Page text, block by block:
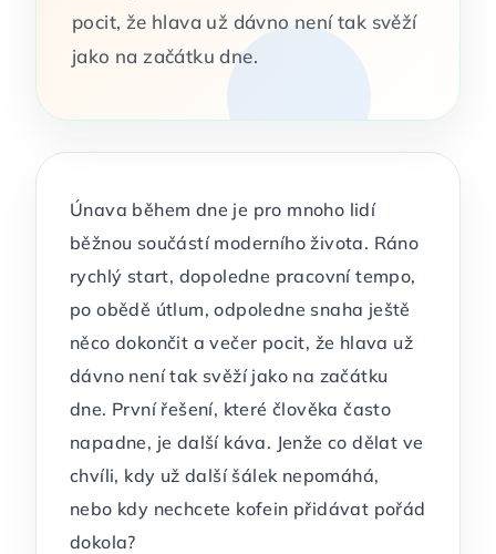
pocit, že hlava už dávno není tak svěží
jako na začátku dne.
Únava během dne je pro mnoho lidí
běžnou součástí moderního života. Ráno
rychlý start, dopoledne pracovní tempo,
po obědě útlum, odpoledne snaha ještě
něco dokončit a večer pocit, že hlava už
dávno není tak svěží jako na začátku
dne. První řešení, které člověka často
napadne, je další káva. Jenže co dělat ve
chvíli, kdy už další šálek nepomáhá,
nebo kdy nechcete kofein přidávat pořád
dokola?